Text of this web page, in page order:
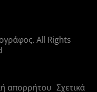
All Rights
απορρήτου Σχετικά